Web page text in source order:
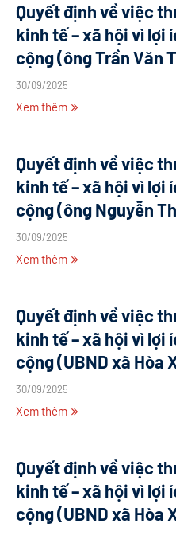
Quyết định về việc
kinh tế – xã hội vì lợi
cộng (ông Trần Văn
30/09/2025
Xem thêm
Quyết định về việc
kinh tế – xã hội vì lợi
cộng (ông Nguyễn
30/09/2025
Xem thêm
Quyết định về việc
kinh tế – xã hội vì lợi
cộng (UBND xã Hòa
30/09/2025
Xem thêm
Quyết định về việc
kinh tế – xã hội vì lợi
cộng (UBND xã Hòa